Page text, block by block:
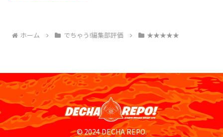
ホーム でちゃう!編集部評価 ★★★★★
© 2024 DECHA REPO.